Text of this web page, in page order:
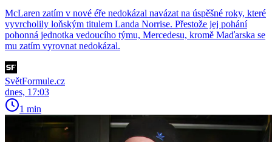
McLaren zatím v nové éře nedokázal navázat na úspěšné roky, které
vyvrcholily loňským titulem Landa Norrise. Přestože jej pohání
pohonná jednotka vedoucího týmu, Mercedesu, kromě Maďarska se
mu zatím vyrovnat nedokázal.
SvětFormule.cz
dnes, 17:03
1 min